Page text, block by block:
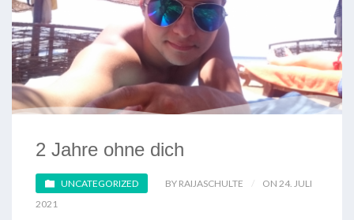
2 Jahre ohne dich
UNCATEGORIZED BY RAIJASCHULTE
ON 24. JULI
2021